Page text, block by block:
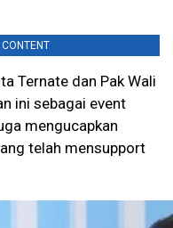
Ternate dan Pak Wali
ini sebagai event
mengucapkan
telah mensupport